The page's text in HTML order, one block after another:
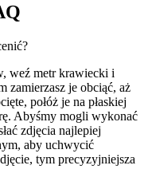
weź metr krawiecki i
zamierzasz je obciąć, aż
połóż je na płaskiej
Abyśmy mogli wykonać
zdjęcia najlepiej
aby uchwycić
tym precyzyjniejsza